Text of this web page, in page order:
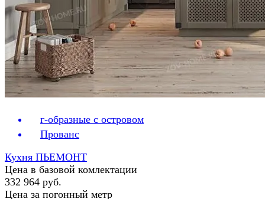
г-образные с островом
Прованс
Кухня ПЬЕМОНТ
Цена в базовой комлектации
332 964 руб.
Цена за погонный метр